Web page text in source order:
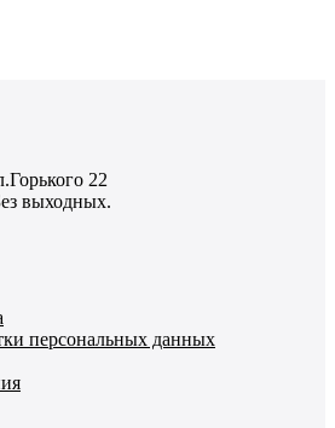
22
выходных.
персональных данных